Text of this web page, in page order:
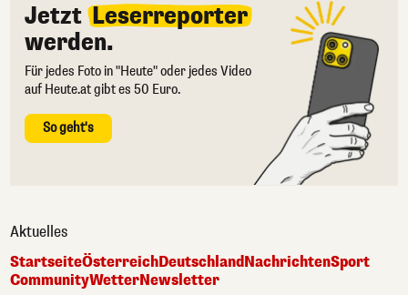
Jetzt Leserreporter
werden.
Für jedes Foto in "Heute" oder jedes Video
auf Heute.at gibt es 50 Euro.
So geht's
Aktuelles
StartseiteÖsterreichDeutschlandNachrichtenSport
CommunityWetterNewsletter